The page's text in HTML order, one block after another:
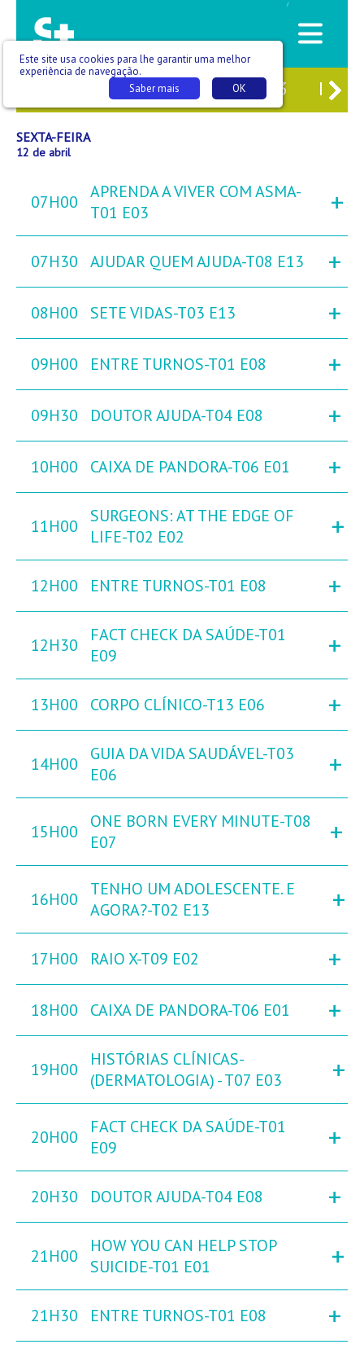
/
SEX12 SÁB 13 DOM
SEXTA-FEIRA
12 de abril
07H00
APRENDA A VIVER COM ASMA-
T01 E03
+
07H30 AJUDAR QUEM AJUDA-T08 E13 +
08H00 SETE VIDAS-T03 E13 +
09H00 ENTRE TURNOS-T01 E08 +
09H30 DOUTOR AJUDA-T04 E08 +
10H00 CAIXA DE PANDORA-T06 E01 +
11H00
SURGEONS: AT THE EDGE OF
LIFE-T02 E02
+
12H00 ENTRE TURNOS-T01 E08 +
12H30
FACT CHECK DA SAÚDE-T01
E09
+
13H00 CORPO CLÍNICO-T13 E06 +
14H00
GUIA DA VIDA SAUDÁVEL-T03
E06
+
15H00
ONE BORN EVERY MINUTE-T08
E07
+
16H00
TENHO UM ADOLESCENTE. E
AGORA?-T02 E13
+
17H00 RAIO X-T09 E02 +
18H00 CAIXA DE PANDORA-T06 E01 +
19H00
HISTÓRIAS CLÍNICAS-
(DERMATOLOGIA) - T07 E03
+
20H00
FACT CHECK DA SAÚDE-T01
E09
+
20H30 DOUTOR AJUDA-T04 E08 +
21H00
HOW YOU CAN HELP STOP
SUICIDE-T01 E01
+
21H30 ENTRE TURNOS-T01 E08 +
Este site usa cookies para lhe garantir uma melhor
experiência de navegação.
OK
Saber mais